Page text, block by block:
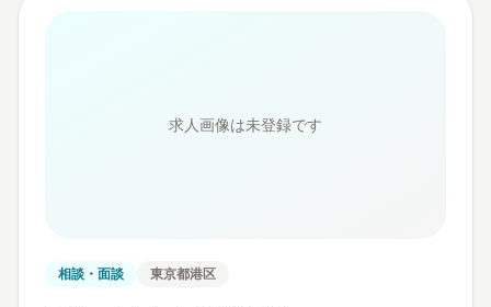
求人画像は未登録です
相談・面談 東京都港区